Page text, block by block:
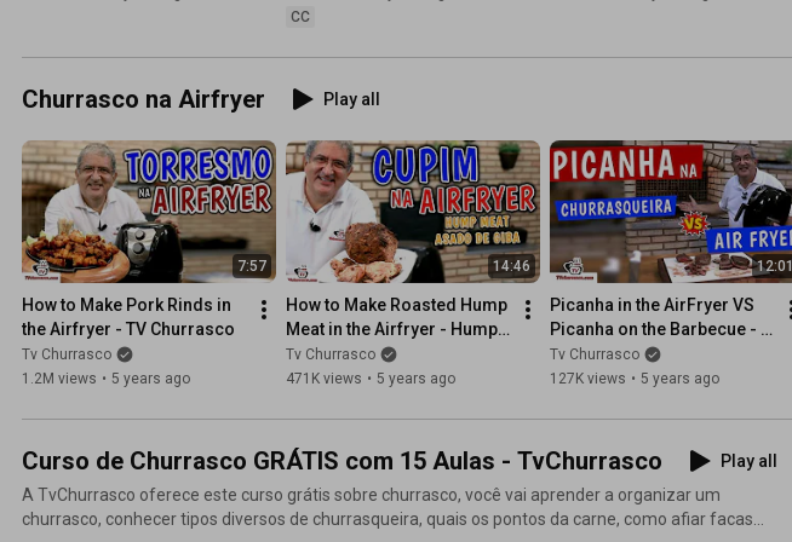
CC
Churrasco na Airfryer Play all
7:57
How to Make Pork Rinds in
the Airfryer - TV Churrasco
Tv Churrasco
1.2M views • 5 years ago
14:46
How to Make Roasted Hump
Meat in the Airfryer - Hump
Meat on Airfryer - Tv
Churrasco
Tv Churrasco
471K views • 5 years ago
12:01
Picanha in the AirFryer VS
Picanha on the Barbecue -
Tv Churrasco
Tv Churrasco
127K views • 5 years ago
Curso de Churrasco GRÁTIS com 15 Aulas - TvChurrasco
Play all
A TvChurrasco oferece este curso grátis sobre churrasco, você vai aprender a organizar um
churrasco, conhecer tipos diversos de churrasqueira, quais os pontos da carne, como afiar facas,